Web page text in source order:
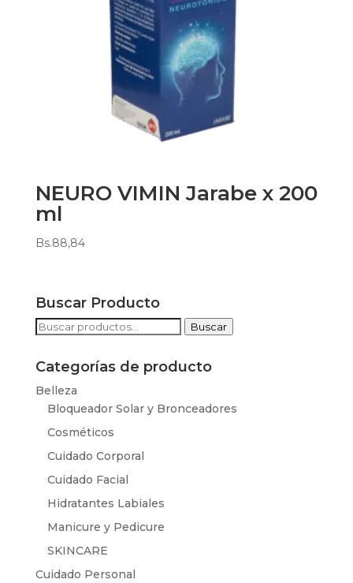
NEURO VIMIN Jarabe x 200
ml
Bs.88,84
Buscar Producto
Buscar
Buscar
Categorías de producto
Belleza
Bloqueador Solar y Bronceadores
Cosméticos
Cuidado Corporal
Cuidado Facial
Hidratantes Labiales
Manicure y Pedicure
SKINCARE
Cuidado Personal